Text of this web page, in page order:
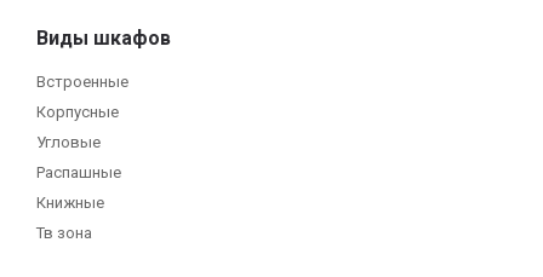
Виды шкафов
Встроенные
Корпусные
Угловые
Распашные
Книжные
Тв зона